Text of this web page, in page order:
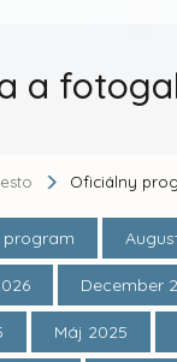
a
Oficiálny
program
December
Máj 2025